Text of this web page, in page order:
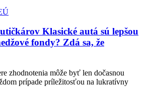
Klasické autá sú lepšou
fondy? Zdá sa, že
zhodnotenia môže byť len dočasnou
prípade príležitosťou na lukratívny